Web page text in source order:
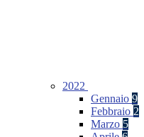
2022
Gennaio 9
Febbraio 2
Marzo 5